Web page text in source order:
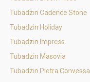
Tubadzin Cadence Stone
Tubadzin Holiday
Tubadzin Impress
Tubadzin Masovia
Tubadzin Pietra Convessa